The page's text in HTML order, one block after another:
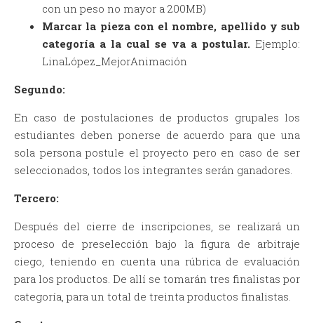
con un peso no mayor a 200MB)
Marcar la pieza con el nombre, apellido y sub
categoría a la cual se va a postular. Ejemplo:
LinaLópez_MejorAnimación
Segundo:
En caso de postulaciones de productos grupales los
estudiantes deben ponerse de acuerdo para que una
sola persona postule el proyecto pero en caso de ser
seleccionados, todos los integrantes serán ganadores.
Tercero:
Después del cierre de inscripciones, se realizará un
proceso de preselección bajo la figura de arbitraje
ciego, teniendo en cuenta una rúbrica de evaluación
para los productos. De allí se tomarán tres finalistas por
categoría, para un total de treinta productos finalistas.